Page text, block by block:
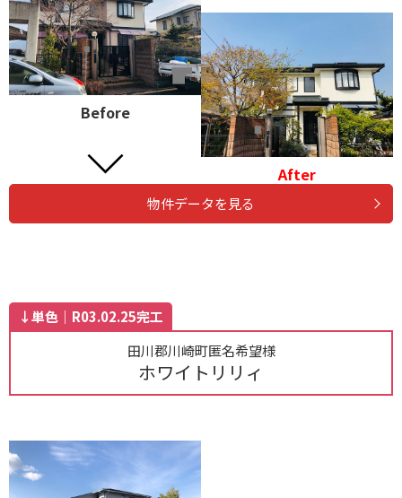
Before
After
物件データを見る
↓単色｜R03.02.25完工
田川郡川崎町匿名希望様
ホワイトリリィ